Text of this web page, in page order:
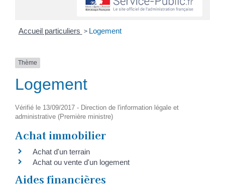
Accueil particuliers > Logement
Thème
Logement
Vérifié le 13/09/2017 - Direction de l'information légale et
administrative (Première ministre)
Achat immobilier
Achat d'un terrain
Achat ou vente d'un logement
Aides financières